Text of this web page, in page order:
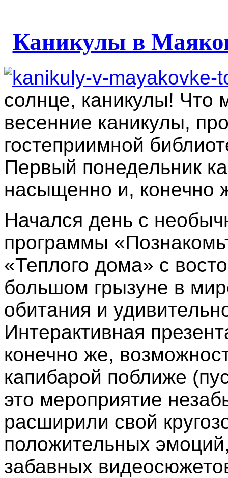
Каникулы в
солнце, каникулы! Что
весенние каникулы,
гостеприимной
Первый понедельник
насыщенно и, конечно
Начался день с
программы
«Теплого дома» с
большом грызуне в
обитания и
Интерактивная
конечно же,
капибарой поближе
это мероприятие
расширили свой
положительных
забавных